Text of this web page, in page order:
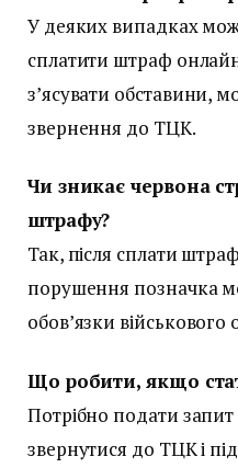
У деяких випадках
сплатити штраф
з’ясувати обставини,
звернення до ТЦК.
Чи зникає червона
штрафу?
Так, після сплати
порушення позначка
обов’язки
Що робити, якщо
Потрібно подати
звернутися до ТЦК і